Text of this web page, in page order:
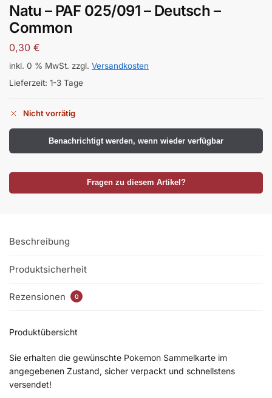
Natu – PAF 025/091 – Deutsch –
Common
0,30 €
inkl. 0 % MwSt. zzgl. Versandkosten
Lieferzeit: 1-3 Tage
Nicht vorrätig
Benachrichtigt werden, wenn wieder verfügbar
Fragen zu diesem Artikel?
Beschreibung
Produktsicherheit
Rezensionen 0
Produktübersicht
Sie erhalten die gewünschte Pokemon Sammelkarte im
angegebenen Zustand, sicher verpackt und schnellstens
versendet!